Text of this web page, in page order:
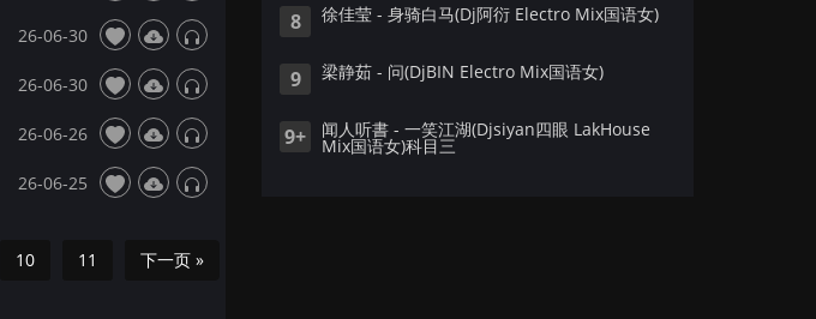
26-06-30
26-06-30
26-06-26
26-06-25
10 11 下一页 »
8 徐佳莹 - 身骑白马(Dj阿衍 Electro Mix国语女)
9 梁静茹 - 问(DjBIN Electro Mix国语女)
9+ 闻人听書 - 一笑江湖(Djsiyan四眼 LakHouse
Mix国语女)科目三